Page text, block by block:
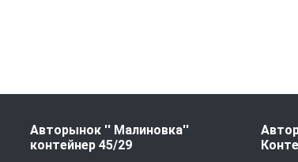
Авторынок '' Малиновка''
контейнер 45/29